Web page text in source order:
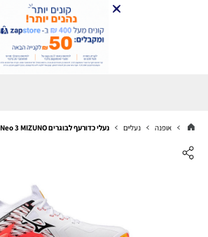
אופנה נעליים נעלי כדורעף לבוגרים Wave Lightning Neo 3 MIZUNO